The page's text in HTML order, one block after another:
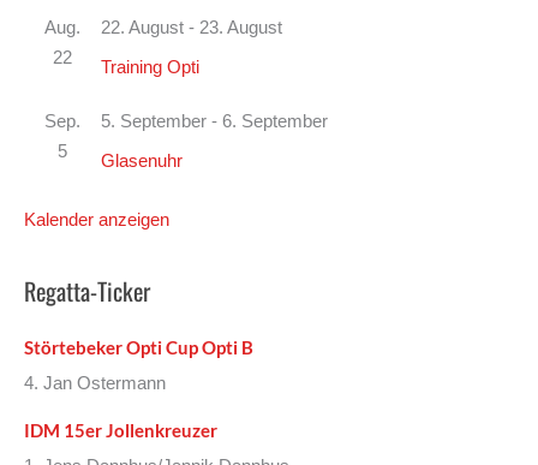
Aug.
22
22. August - 23. August
Training Opti
Sep.
5
5. September - 6. September
Glasenuhr
Kalender anzeigen
Regatta-Ticker
Störtebeker Opti Cup Opti B
4. Jan Ostermann
IDM 15er Jollenkreuzer